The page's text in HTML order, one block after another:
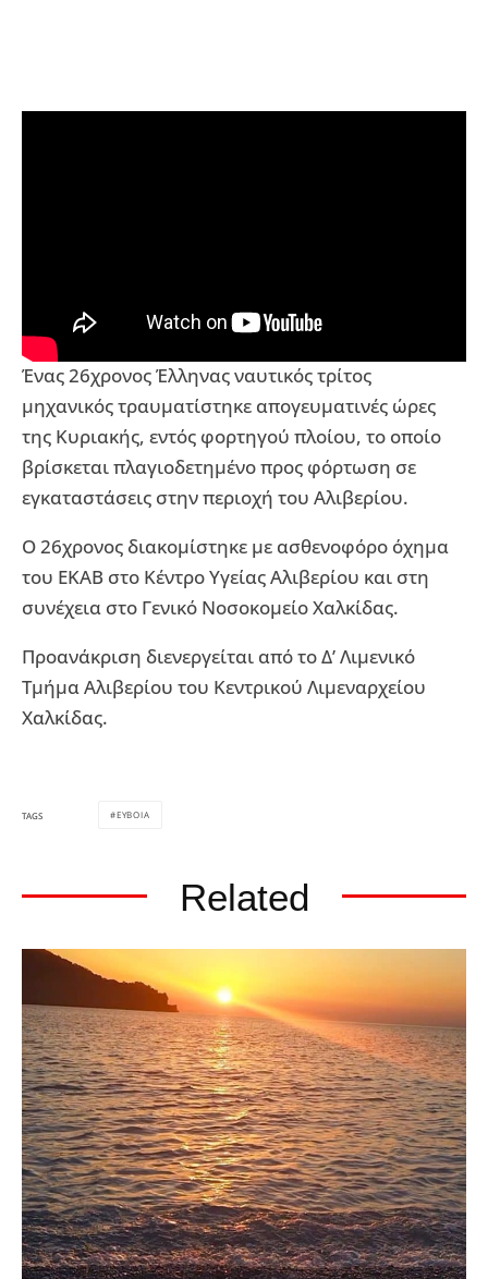
Ένας 26χρονος Έλληνας ναυτικός τρίτος
μηχανικός τραυματίστηκε απογευματινές ώρες
της Κυριακής, εντός φορτηγού πλοίου, το οποίο
βρίσκεται πλαγιοδετημένο προς φόρτωση σε
εγκαταστάσεις στην περιοχή του Αλιβερίου.
Ο 26χρονος διακομίστηκε με ασθενοφόρο όχημα
του ΕΚΑΒ στο Κέντρο Υγείας Αλιβερίου και στη
συνέχεια στο Γενικό Νοσοκομείο Χαλκίδας.
Προανάκριση διενεργείται από το Δ’ Λιμενικό
Τμήμα Αλιβερίου του Κεντρικού Λιμεναρχείου
Χαλκίδας.
TAGS ΕΥΒΟΙΑ
Related